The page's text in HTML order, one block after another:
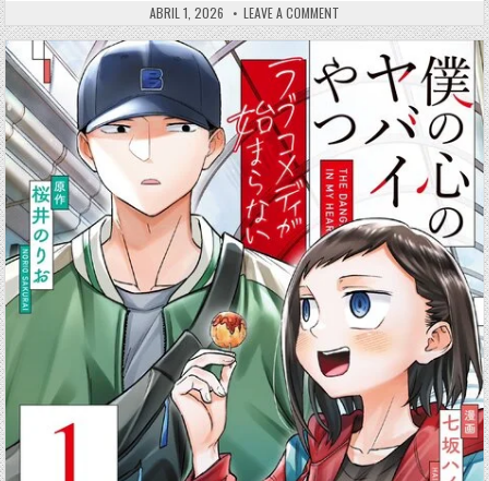
PUBLISHED DATE:
ABRIL 1, 2026 LEAVE A COMMENT ON YUUSHA SHOUKAN NI